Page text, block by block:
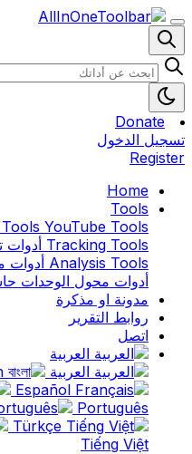
Donate
تسجيل الدخول
Register
Home
Tools
YouTube Tools
Tracking Tools أدوات
Analysis Tools أدوات
أدوات محول الوحدات
مدونة او مذكرة
روابط التقرير
اتصل
العربية
العربية
Español
Português
Türkçe
Tiếng Việt